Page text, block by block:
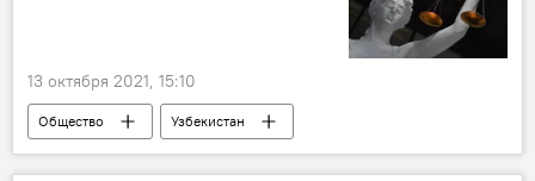
13 октября 2021, 15:10
Общество
Узбекистан
Уголовный кодекс
несовершеннолетние